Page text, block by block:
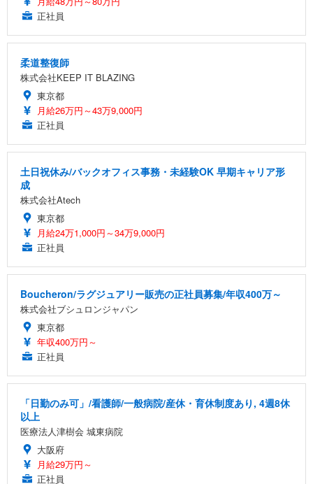
正社員
柔道整復師
株式会社KEEP IT BLAZING
東京都
月給26万円～43万9,000円
正社員
土日祝休み/バックオフィス事務・未経験OK 早期キャリア形
成
株式会社Atech
東京都
月給24万1,000円～34万9,000円
正社員
Boucheron/ラグジュアリー販売の正社員募集/年収400万～
株式会社ブシュロンジャパン
東京都
年収400万円～
正社員
「日勤のみ可」/看護師/一般病院/産休・育休制度あり, 4週8休
以上
医療法人津樹会 城東病院
大阪府
月給29万円～
正社員